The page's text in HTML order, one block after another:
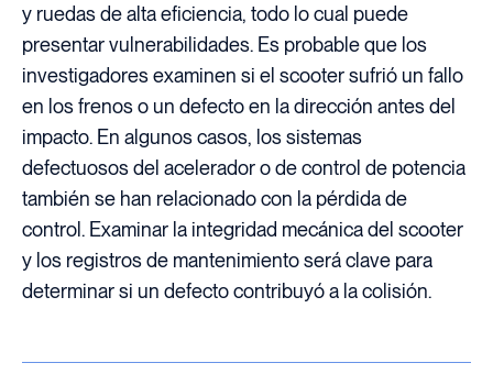
y ruedas de alta eficiencia, todo lo cual puede
presentar vulnerabilidades. Es probable que los
investigadores examinen si el scooter sufrió un fallo
en los frenos o un defecto en la dirección antes del
impacto. En algunos casos, los sistemas
defectuosos del acelerador o de control de potencia
también se han relacionado con la pérdida de
control. Examinar la integridad mecánica del scooter
y los registros de mantenimiento será clave para
determinar si un defecto contribuyó a la colisión.